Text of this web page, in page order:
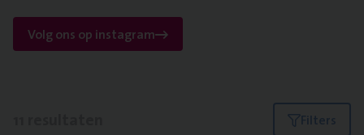
Volg ons op instagram
Filters